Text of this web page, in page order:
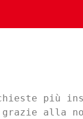
più
alla